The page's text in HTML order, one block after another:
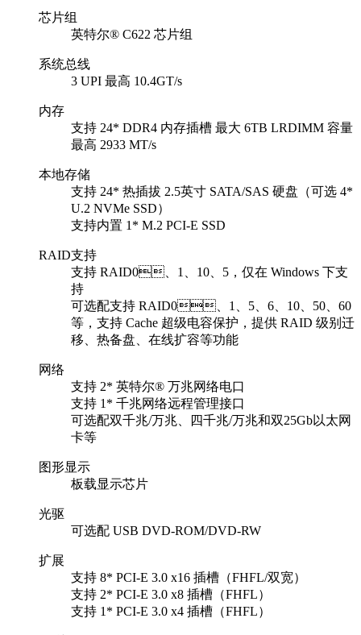
芯片组
英特尔® C622 芯片组
系统总线
3 UPI 最高 10.4GT/s
内存
支持 24* DDR4 内存插槽 最大 6TB LRDIMM 容量
最高 2933 MT/s
本地存储
支持 24* 热插拔 2.5英寸 SATA/SAS 硬盘（可选 4*
U.2 NVMe SSD）
支持内置 1* M.2 PCI-E SSD
RAID支持
支持 RAID0、1、10、5，仅在 Windows 下支
持
可选配支持 RAID0、1、5、6、10、50、60
等，支持 Cache 超级电容保护，提供 RAID 级别迁
移、热备盘、在线扩容等功能
网络
支持 2* 英特尔® 万兆网络电口
支持 1* 千兆网络远程管理接口
可选配双千兆/万兆、四千兆/万兆和双25Gb以太网
卡等
图形显示
板载显示芯片
光驱
可选配 USB DVD-ROM/DVD-RW
扩展
支持 8* PCI-E 3.0 x16 插槽（FHFL/双宽）
支持 2* PCI-E 3.0 x8 插槽（FHFL）
支持 1* PCI-E 3.0 x4 插槽（FHFL）